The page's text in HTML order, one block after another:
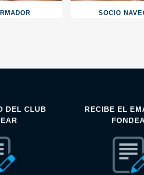
SOCIO
DEL CLUB
RECIBE EL